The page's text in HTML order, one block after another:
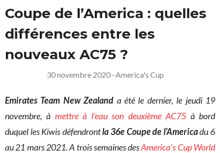
Coupe de l’America : quelles
différences entre les
nouveaux AC75 ?
30 novembre 2020–America's Cup
Emirates Team New Zealand a été le dernier, le jeudi 19
novembre, à mettre à l’eau son deuxième AC75 à bord
duquel les Kiwis défendrontla 36e Coupe de l’Americadu 6
au 21 mars 2021. A trois semaines desAmerica’s Cup World